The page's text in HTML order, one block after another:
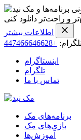
برنامه‌ها و
و راحت‌تر دانلود کنی
اطلاعات بیشتر
+447466646628
اینستاگرام
تلگرام
تماس با ما
برنامه‌های مک
بازی‌های مک
آموزش‌ها